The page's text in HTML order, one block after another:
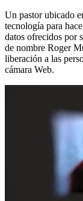
Un pastor ubicado
tecnología para
datos ofrecidos por
de nombre Roger
liberación a las
cámara Web.